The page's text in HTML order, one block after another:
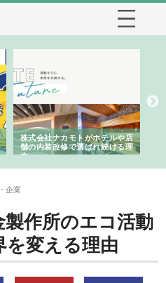
株式会社ナカモトがホテルや店
舗の内装改修で選ばれ続ける理
由
企業
作所のエコ活動
を変える理由